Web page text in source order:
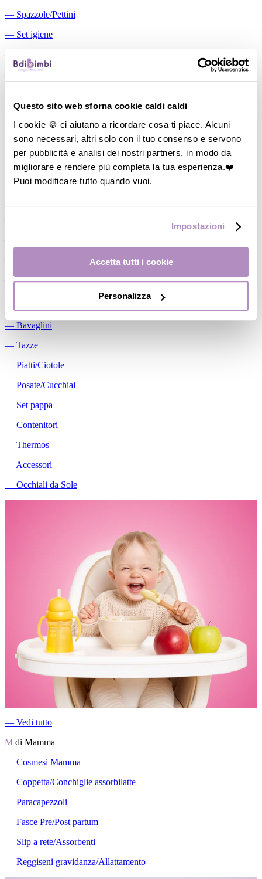
Questo sito web sforna cookie caldi caldi
I cookie 🍪 ci aiutano a ricordare cosa ti piace. Alcuni
sono necessari, altri solo con il tuo consenso e servono
per pubblicità e analisi dei nostri partners, in modo da
migliorare e rendere più completa la tua esperienza.❤️
Puoi modificare tutto quando vuoi.
Impostazioni
Accetta tutti i cookie
Personalizza
― Spazzole/Pettini
― Set igiene
Aspiratori nasali manuali
―
Cuscini allattamento
―Biberon
―
Tettarelle
―Succhietti
Conservalatte Materno
―Massaggiagengive
― Bavaglini
― Tazze
― Piatti/Ciotole
― Posate/Cucchiai
― Set pappa
― Contenitori
― Thermos
― Accessori
― Occhiali da Sole
― Vedi tutto
M di Mamma
― Cosmesi Mamma
― Coppetta/Conchiglie assorbilatte
― Paracapezzoli
― Fasce Pre/Post partum
― Slip a rete/Assorbenti
― Reggiseni gravidanza/Allattamento